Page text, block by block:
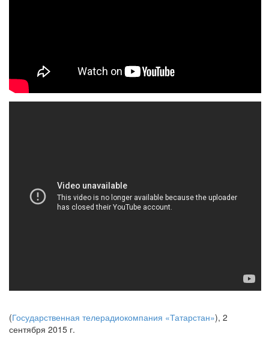
(Государственная телерадиокомпания «Татарстан»), 2
сентября 2015 г.